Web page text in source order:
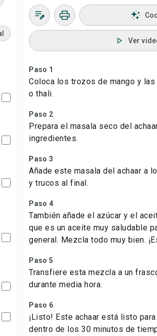
Ver
Paso 1
Coloca los trozos de mango y
o thali.
Paso 2
Prepara el masala seco del
ingredientes.
Paso 3
Añade este masala del achaar a
y trucos al final.
Paso 4
También añade el azúcar y el
que es un aceite muy saludable
general. Mezcla todo muy bien.
Paso 5
Transfiere esta mezcla a un
durante media hora.
Paso 6
¡Listo! Este achaar está listo
dentro de los 30 minutos de